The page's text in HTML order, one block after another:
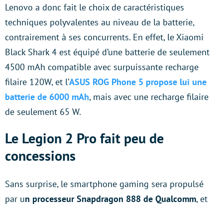
Lenovo a donc fait le choix de caractéristiques
techniques polyvalentes au niveau de la batterie,
contrairement à ses concurrents. En effet, le Xiaomi
Black Shark 4 est équipé d’une batterie de seulement
4500 mAh compatible avec surpuissante recharge
filaire 120W, et l’ASUS ROG Phone 5 propose lui une
batterie de 6000 mAh, mais avec une recharge filaire
de seulement 65 W.
Le Legion 2 Pro fait peu de
concessions
Sans surprise, le smartphone gaming sera propulsé
par un processeur Snapdragon 888 de Qualcomm, et